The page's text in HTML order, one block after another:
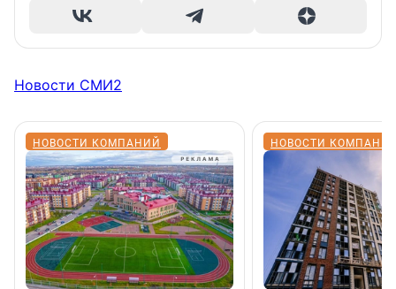
Новости СМИ2
НОВОСТИ КОМПАНИЙ НОВОСТИ